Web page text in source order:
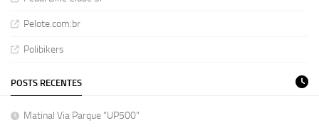
Pelote.com.br
Polibikers
POSTS RECENTES
Matinal Via Parque “UP500”